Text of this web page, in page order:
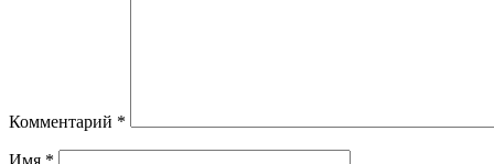
Комментарий *
Имя *